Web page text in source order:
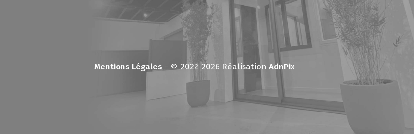
Mentions Légales - © 2022-2026 Réalisation AdnPix